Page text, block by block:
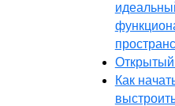
Открытый
Как